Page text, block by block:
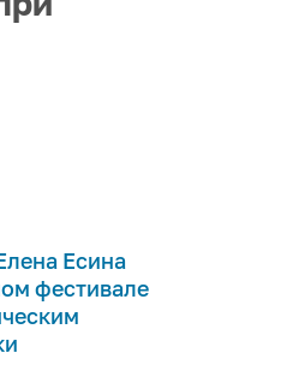
Есина
фестивале